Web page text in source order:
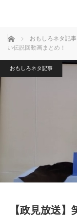
ホーム おもしろネタ記事
い伝説回動画まとめ！
おもしろネタ記事
【政見放送